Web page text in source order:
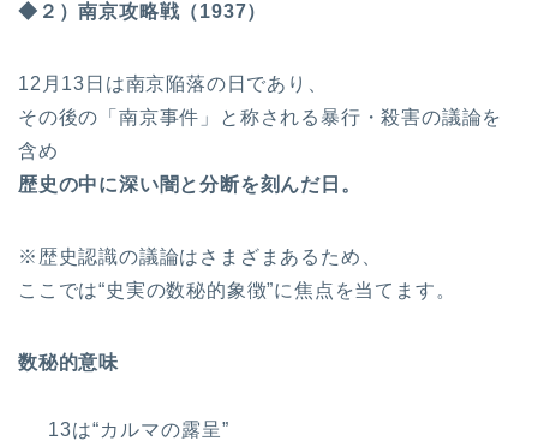
◆２）南京攻略戦（1937）
12月13日は南京陥落の日であり、
その後の「南京事件」と称される暴行・殺害の議論を
含め
歴史の中に深い闇と分断を刻んだ日。
※歴史認識の議論はさまざまあるため、
ここでは“史実の数秘的象徴”に焦点を当てます。
数秘的意味
13は“カルマの露呈”